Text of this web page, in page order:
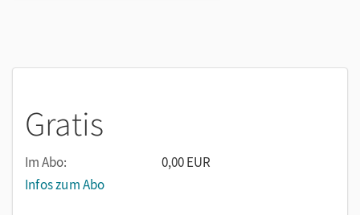
Gratis
Im Abo:
0,00 EUR
Infos zum Abo